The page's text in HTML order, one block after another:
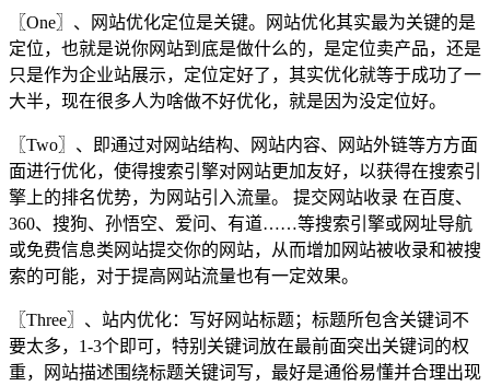
〖One〗、网站优化定位是关键。网站优化其实最为关键的是
定位，也就是说你网站到底是做什么的，是定位卖产品，还是
只是作为企业站展示，定位定好了，其实优化就等于成功了一
大半，现在很多人为啥做不好优化，就是因为没定位好。
〖Two〗、即通过对网站结构、网站内容、网站外链等方方面
面进行优化，使得搜索引擎对网站更加友好，以获得在搜索引
擎上的排名优势，为网站引入流量。 提交网站收录 在百度、
360、搜狗、孙悟空、爱问、有道……等搜索引擎或网址导航
或免费信息类网站提交你的网站，从而增加网站被收录和被搜
索的可能，对于提高网站流量也有一定效果。
〖Three〗、站内优化：写好网站标题；标题所包含关键词不
要太多，1-3个即可，特别关键词放在最前面突出关键词的权
重，网站描述围绕标题关键词写，最好是通俗易懂并合理出现